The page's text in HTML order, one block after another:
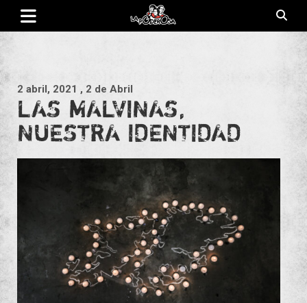
Saltar
contenido
La Poderosa
2 abril, 2021 , 2 de Abril
LAS MALVINAS,
NUESTRA IDENTIDAD